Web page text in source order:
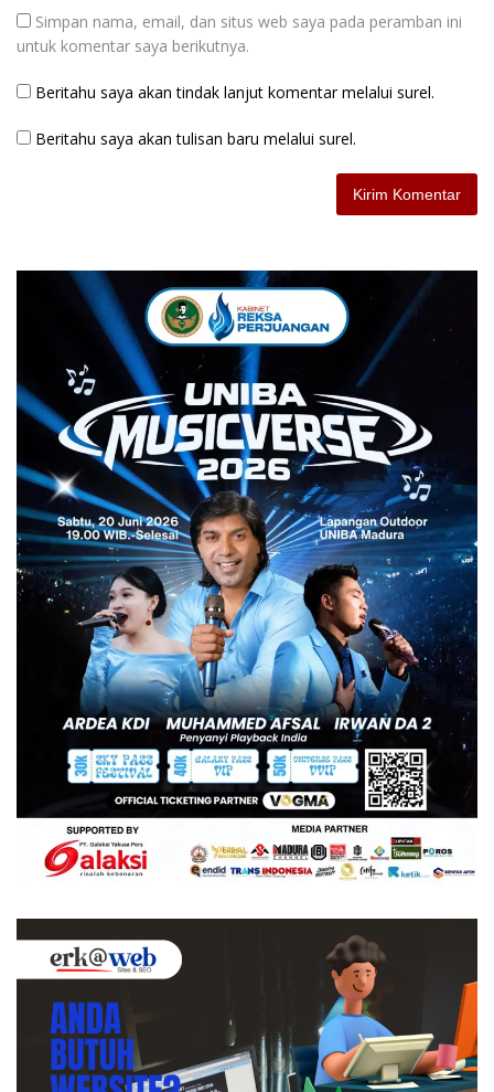
Simpan nama, email, dan situs web saya pada peramban ini
untuk komentar saya berikutnya.
Beritahu saya akan tindak lanjut komentar melalui surel.
Beritahu saya akan tulisan baru melalui surel.